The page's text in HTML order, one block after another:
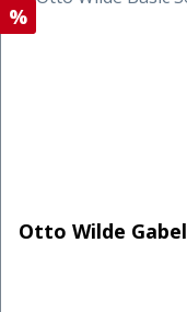
Rabatt
%
Otto Wilde Gabel